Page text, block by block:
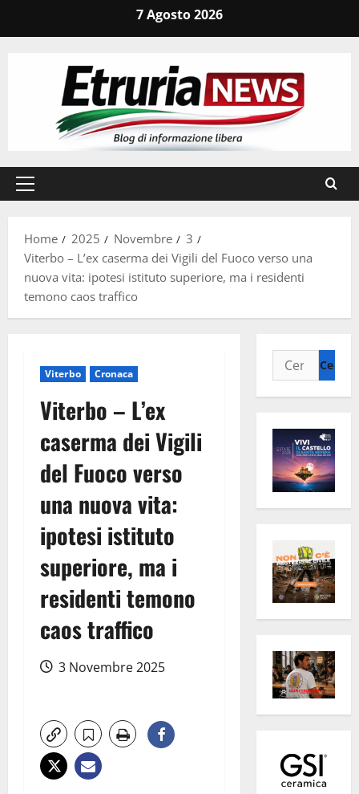
7 Agosto 2026
Menu
Home
2025 Novembre
3
Viterbo – L’ex caserma dei Vigili del Fuoco verso una
nuova vita: ipotesi istituto superiore, ma i residenti
temono caos traffico
Viterbo Cronaca
Viterbo – L’ex
caserma dei Vigili
del Fuoco verso
una nuova vita:
ipotesi istituto
superiore, ma i
residenti temono
caos traffico
3 Novembre 2025
Ricerca
per: